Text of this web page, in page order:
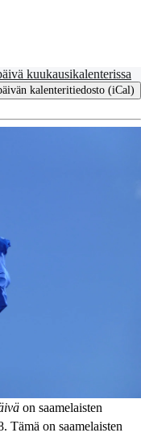
kuukausikalenterissa
kalenteritiedosto (iCal)
on saamelaisten
Tämä on saamelaisten